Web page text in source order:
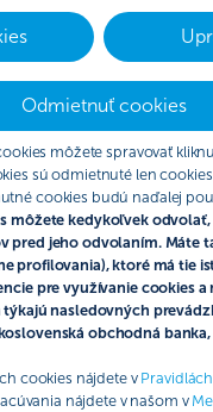
Odmietnuť cookies
môžete spravovať
sú odmietnuté len
cookies budú naďalej
môžete kedykoľvek
pred jeho odvolaním. Máte
profilovania), ktoré má tie
pre využívanie cookies
týkajú nasledovných
obchodná banka,
cookies nájdete v
nájdete v našom v